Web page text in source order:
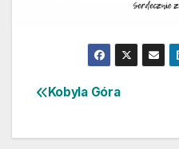
Nawigacja
wpisu
Kobyla Góra